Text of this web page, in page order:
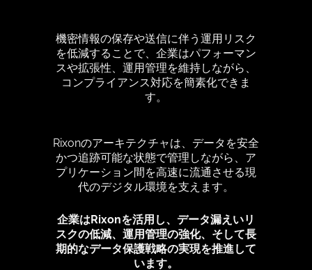
機密情報の保存や送信に伴う運用リスク
を低減することで、企業はパフォーマン
スや拡張性、運用管理を維持しながら、
コンプライアンス対応を簡素化できま
す。
Rixonのアーキテクチャは、データを安全
かつ追跡可能な状態で管理しながら、ア
プリケーション間を高速に流通させる現
代のデジタル環境を支えます。
企業はRixonを活用し、データ漏えいリ
スクの低減、運用管理の強化、そして長
期的なデータ保護戦略の実現を推進して
います。